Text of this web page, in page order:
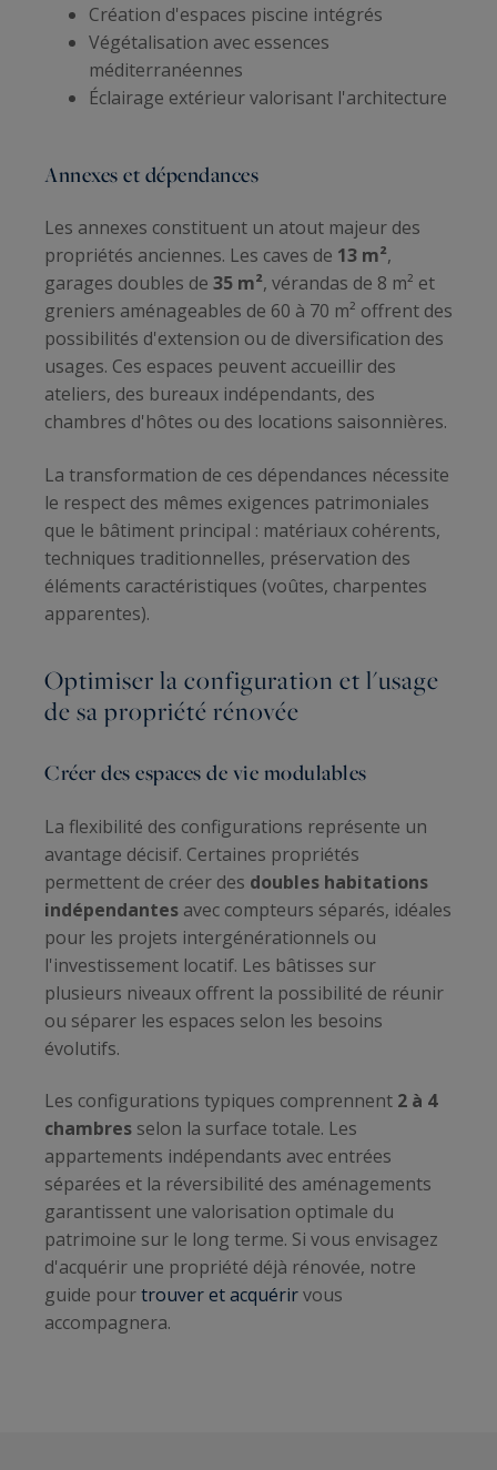
Création d'espaces piscine intégrés
Végétalisation avec essences
méditerranéennes
Éclairage extérieur valorisant l'architecture
Annexes et dépendances
Les annexes constituent un atout majeur des
propriétés anciennes. Les caves de 13 m²,
garages doubles de 35 m², vérandas de 8 m² et
greniers aménageables de 60 à 70 m² offrent des
possibilités d'extension ou de diversification des
usages. Ces espaces peuvent accueillir des
ateliers, des bureaux indépendants, des
chambres d'hôtes ou des locations saisonnières.
La transformation de ces dépendances nécessite
le respect des mêmes exigences patrimoniales
que le bâtiment principal : matériaux cohérents,
techniques traditionnelles, préservation des
éléments caractéristiques (voûtes, charpentes
apparentes).
Optimiser la configuration et l'usage
de sa propriété rénovée
Créer des espaces de vie modulables
La flexibilité des configurations représente un
avantage décisif. Certaines propriétés
permettent de créer des doubles habitations
indépendantes avec compteurs séparés, idéales
pour les projets intergénérationnels ou
l'investissement locatif. Les bâtisses sur
plusieurs niveaux offrent la possibilité de réunir
ou séparer les espaces selon les besoins
évolutifs.
Les configurations typiques comprennent 2 à 4
chambres selon la surface totale. Les
appartements indépendants avec entrées
séparées et la réversibilité des aménagements
garantissent une valorisation optimale du
patrimoine sur le long terme. Si vous envisagez
d'acquérir une propriété déjà rénovée, notre
guide pourtrouver et acquérirvous
accompagnera.